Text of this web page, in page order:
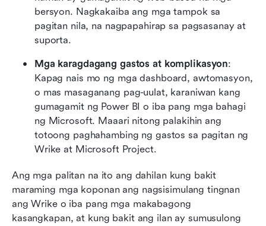
bersyon. Nagkakaiba ang mga tampok sa
pagitan nila, na nagpapahirap sa pagsasanay at
suporta.
Mga karagdagang gastos at komplikasyon:
Kapag nais mo ng mga dashboard, awtomasyon,
o mas masaganang pag-uulat, karaniwan kang
gumagamit ng Power BI o iba pang mga bahagi
ng Microsoft. Maaari nitong palakihin ang
totoong paghahambing ng gastos sa pagitan ng
Wrike at Microsoft Project.
Ang mga palitan na ito ang dahilan kung bakit
maraming mga koponan ang nagsisimulang tingnan
ang Wrike o iba pang mga makabagong
kasangkapan, at kung bakit ang ilan ay sumusulong